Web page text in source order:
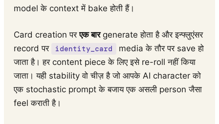
model के context में bake होती हैं।
Card creation परएक बारgenerate होता है और इन्फ्लुएंसर
record पर
identity_card
media के तौर पर save हो
जाता है। हर content piece के लिए इसे re-roll नहीं किया
जाता। यही stability वो चीज़ है जो आपके AI character को
एक stochastic prompt के बजाय एक असली person जैसा
feel कराती है।